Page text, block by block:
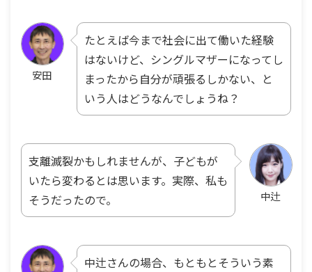
安田
たとえば今まで社会に出て働いた経験
はないけど、シングルマザーになってし
まったから自分が頑張るしかない、と
いう人はどうなんでしょうね？
中辻
支離滅裂かもしれませんが、子どもが
いたら変わるとは思います。実際、私も
そうだったので。
中辻さんの場合、もともとそういう素